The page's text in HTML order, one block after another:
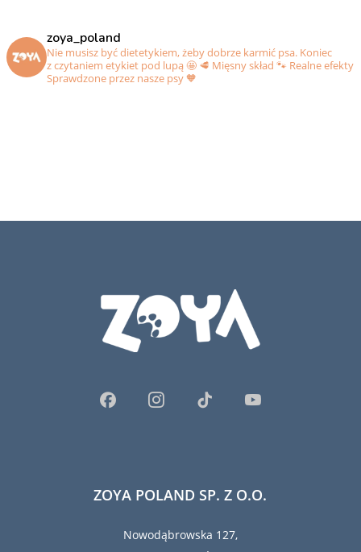
zoya_poland
Nie musisz być dietetykiem, żeby dobrze karmić psa. Koniec
z czytaniem etykiet pod lupą 🤩🥩 Mięsny skład 🐾 Realne efekty
Sprawdzone przez nasze psy 🧡
ZOYA POLAND SP. Z O.O.
Nowodąbrowska 127,